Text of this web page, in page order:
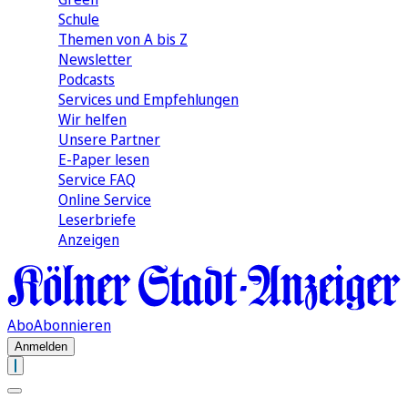
Schule
Themen von A bis Z
Newsletter
Podcasts
Services und Empfehlungen
Wir helfen
Unsere Partner
E-Paper lesen
Service FAQ
Online Service
Leserbriefe
Anzeigen
AboAbonnieren
Anmelden